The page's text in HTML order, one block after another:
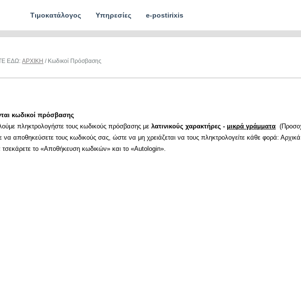
Τιμοκατάλογος Υπηρεσίες e-postirixis
ΕΔΩ:ΑΡΧΙΚΗ / Κωδικοί Πρόσβασης
κωδικοί πρόσβασης
πληκτρολογήστε τους κωδικούς πρόσβασης μελατινικούς χαρακτήρες - μικρά γράμματα
να αποθηκεύσετε τους κωδικούς σας, ώστε να μη χρειάζεται να τους πληκτρολογείτε κάθε φορά:
τσεκάρετε το «Αποθήκευση κωδικών» και το «Autologin».